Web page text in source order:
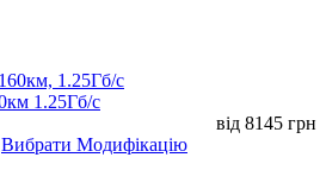
1.25Гб/с
від 8145 грн
Вибрати Модифікацію